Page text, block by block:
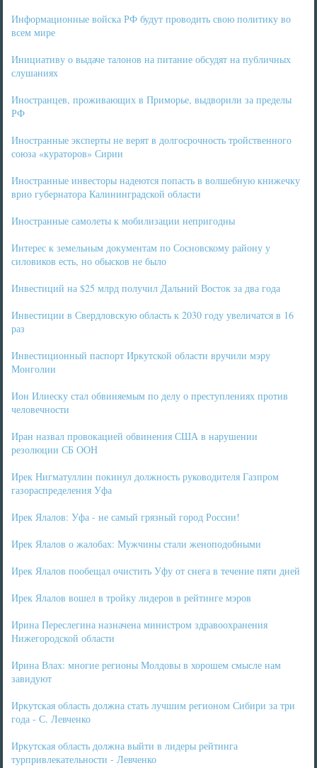
Информационные войска РФ будут проводить свою политику во
всем мире
Инициативу о выдаче талонов на питание обсудят на публичных
слушаниях
Иностранцев, проживающих в Приморье, выдворили за пределы
РФ
Иностранные эксперты не верят в долгосрочность тройственного
союза «кураторов» Сирии
Иностранные инвесторы надеются попасть в волшебную книжечку
врио губернатора Калининградской области
Иностранные самолеты к мобилизации непригодны
Интерес к земельным документам по Сосновскому району у
силовиков есть, но обысков не было
Инвестиций на $25 млрд получил Дальний Восток за два года
Инвестиции в Свердловскую область к 2030 году увеличатся в 16
раз
Инвестиционный паспорт Иркутской области вручили мэру
Монголии
Ион Илиеску стал обвиняемым по делу о преступлениях против
человечности
Иран назвал провокацией обвинения США в нарушении
резолюции СБ ООН
Ирек Нигматуллин покинул должность руководителя Газпром
газораспределения Уфа
Ирек Ялалов: Уфа - не самый грязный город России!
Ирек Ялалов о жалобах: Мужчины стали женоподобными
Ирек Ялалов пообещал очистить Уфу от снега в течение пяти дней
Ирек Ялалов вошел в тройку лидеров в рейтинге мэров
Ирина Переслегина назначена министром здравоохранения
Нижегородской области
Ирина Влах: многие регионы Молдовы в хорошем смысле нам
завидуют
Иркутская область должна стать лучшим регионом Сибири за три
года - С. Левченко
Иркутская область должна выйти в лидеры рейтинга
турпривлекательности - Левченко